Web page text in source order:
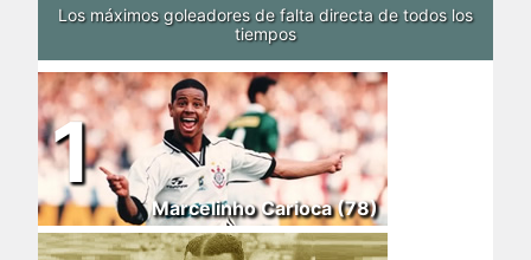
Los máximos goleadores de falta directa de todos los
tiempos
1
Marcelinho Carioca (78)